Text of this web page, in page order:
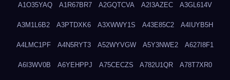
A1O35YAQ A1R67BR7 A2GQTCVA A2I3AZEC A3GL614V
A3M1L6B2 A3PTDXK6 A3XWWY1S A43E85C2 A4IUYB5H
A4LMC1PF A4N5RYT3 A52WYVGW A5Y3NWE2 A627I8F1
A6I3WV0B A6YEHPPJ A75CECZS A782U1QR A78T7XR0